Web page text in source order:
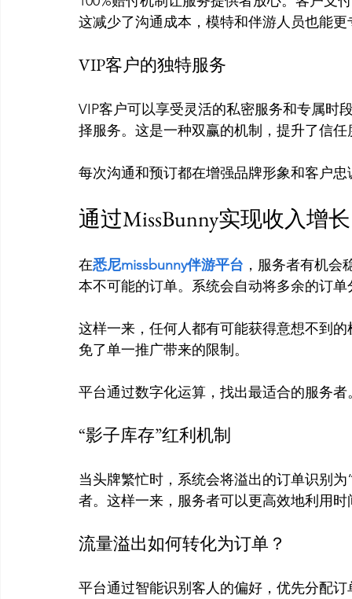
VIP客户的独特服务
VIP客户可以享受灵活的私密服务和专属时
择服务。这是一种双赢的机制，提升了信
通过MissBunny实现收入增长
在悉尼missbunny伴游平台 ，服务者有机
本不可能的订单。系统会自动将多余的订
这样一来，任何人都有可能获得意想不到
免了单一推广带来的限制。
“影子库存”红利机制
当头牌繁忙时，系统会将溢出的订单识别
流量溢出如何转化为订单？
平台通过智能识别客人的偏好，优先分配